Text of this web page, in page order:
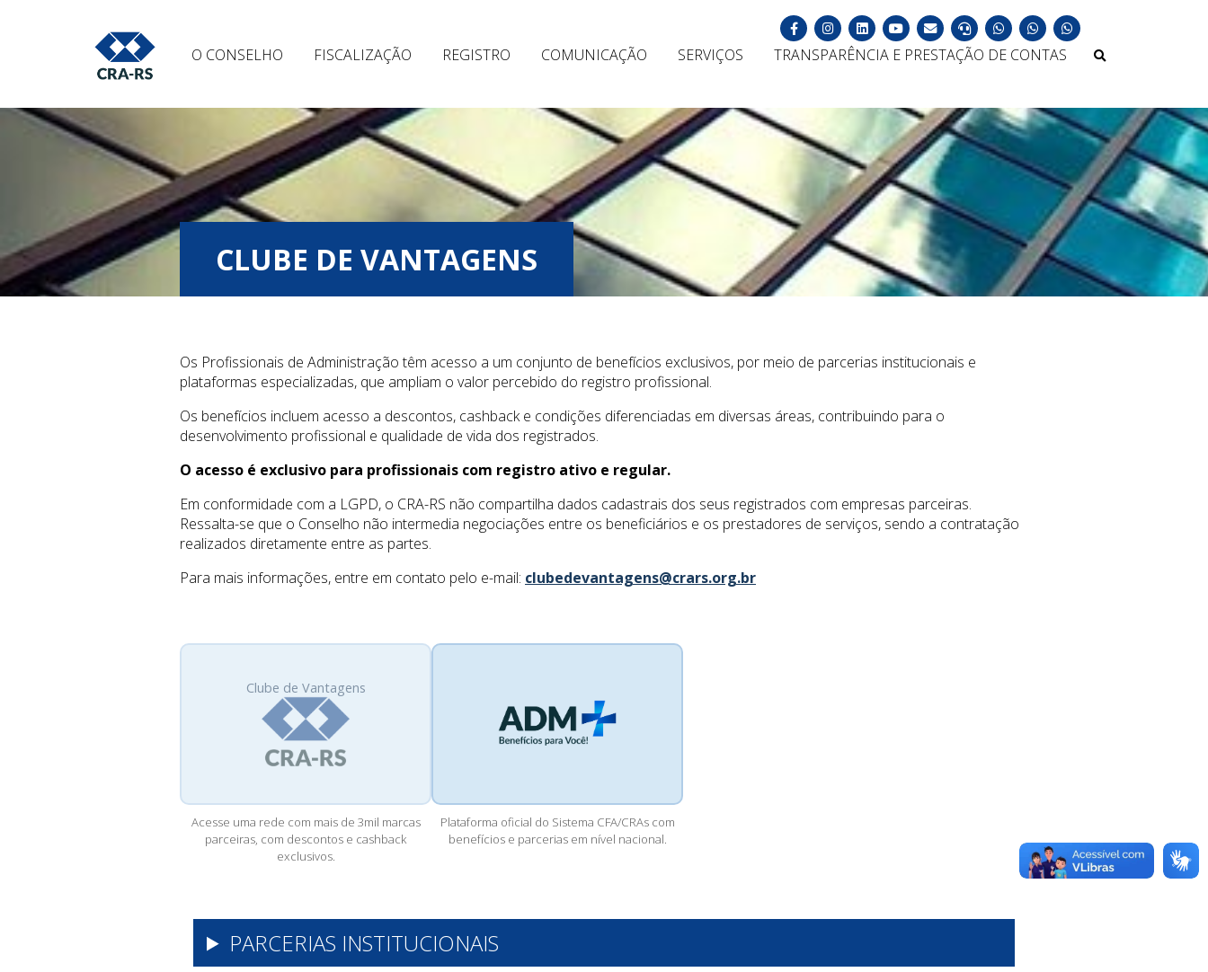
O CONSELHO FISCALIZAÇÃO REGISTRO COMUNICAÇÃO SERVIÇOS TRANSPARÊNCIA E PRESTAÇÃO DE CONTAS
CLUBE DE VANTAGENS
Os Profissionais de Administração têm acesso a um conjunto de benefícios exclusivos, por meio de parcerias institucionais e
plataformas especializadas, que ampliam o valor percebido do registro profissional.
Os benefícios incluem acesso a descontos, cashback e condições diferenciadas em diversas áreas, contribuindo para o
desenvolvimento profissional e qualidade de vida dos registrados.
O acesso é exclusivo para profissionais com registro ativo e regular.
Em conformidade com a LGPD, o CRA-RS não compartilha dados cadastrais dos seus registrados com empresas parceiras.
Ressalta-se que o Conselho não intermedia negociações entre os beneficiários e os prestadores de serviços, sendo a contratação
realizados diretamente entre as partes.
Para mais informações, entre em contato pelo e-mail: clubedevantagens@crars.org.br
Clube de Vantagens
Acesse uma rede com mais de 3mil marcas
parceiras, com descontos e cashback
exclusivos.
Plataforma oficial do Sistema CFA/CRAs com
benefícios e parcerias em nível nacional.
PARCERIAS INSTITUCIONAIS